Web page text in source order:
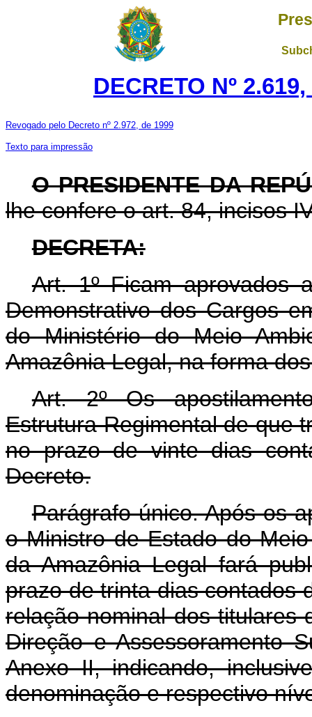
DECRETO Nº
Revogado pelo Decreto nº 2.972, de 1999
Texto para impressão
O PRESIDENTE DA
lhe confere o art. 84, incisos
DECRETA:
Art. 1º Ficam aprovados
Demonstrativo dos Cargos
do Ministério do Meio
Amazônia Legal, na forma
Art. 2º Os
Estrutura Regimental de que
no prazo de vinte dias
Decreto.
Parágrafo único. Após os
o Ministro de Estado do
da Amazônia Legal fará
prazo de trinta dias contados
relação nominal dos titulares
Direção e Assessoramento
Anexo II, indicando,
denominação e respectivo